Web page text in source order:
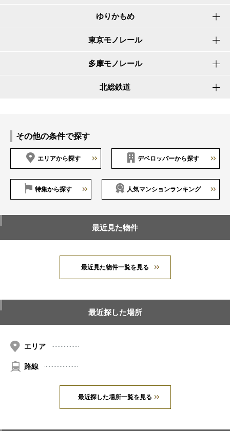
ゆりかもめ
東京モノレール
多摩モノレール
北総鉄道
その他の条件で探す
エリアから探す デベロッパーから探す
特集から探す 人気マンションランキング
最近見た物件
最近見た物件一覧を見る
最近探した場所
エリア
路線
最近探した場所一覧を見る